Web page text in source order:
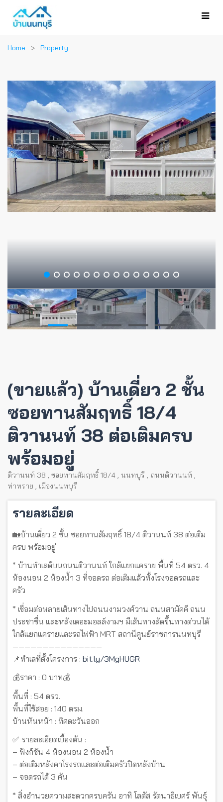
Home Property
(ขายแล้ว) บ้านเดี่ยว 2 ชั้น
ซอยทานสัมฤทธิ์ 18/4
ติวานนท์ 38 ต่อเติมครบ
พร้อมอยู่
ติวานนท์ 38 , ซอยทานสัมฤทธิ์ 18/4 , นนทบุรี , ถนนติวานนท์ ,
ท่าทราย , เมืองนนทบุรี
รายละเอียด
🏡บ้านเดี่ยว 2 ชั้น ซอยทานสัมฤทธิ์ 18/4 ติวานนท์ 38 ต่อเติม
ครบ พร้อมอยู่
* บ้านทำเลดีบนถนนติวานนท์ ใกล้แยกแคราย พื้นที่ 54 ตรว. 4
ห้องนอน 2 ห้องน้ำ 3 ที่จอดรถ ต่อเติมแล้วทั้งโรงจอดรถและ
ครัว
* เชื่อมต่อหลายเส้นทางไปถนนงามวงศ์วาน ถนนสามัคคี ถนน
ประชาชื่น และหลังเดอะมอลล์งามฯ มีเส้นทางลัดขึ้นทางด่วนได้
ใกล้แยกแครายและรถไฟฟ้า MRT สถานีศูนย์ราชการนนทบุรี
———————————————
📌ทำเลที่ตั้งโครงการ : bit.ly/3MgHUGR
💰ราคา : 0 บาท💰
พื้นที่ : 54 ตรว.
พื้นที่ใช้สอย : 140 ตรม.
บ้านหันหน้า : ทิศตะวันออก
✅ รายละเอียดเบื้องต้น :
– ฟังก์ชัน 4 ห้องนอน 2 ห้องน้ำ
– ต่อเติมหลังคาโรงรถและต่อเติมครัวปิดหลังบ้าน
– จอดรถได้ 3 คัน
* สิ่งอำนวยความสะดวกครบครัน อาทิ โลตัส รัตนาธิเบศร์ พันธุ์